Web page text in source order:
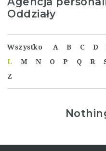
Oddziały
Wszystko A B C D
L
M N O P Q R
Z